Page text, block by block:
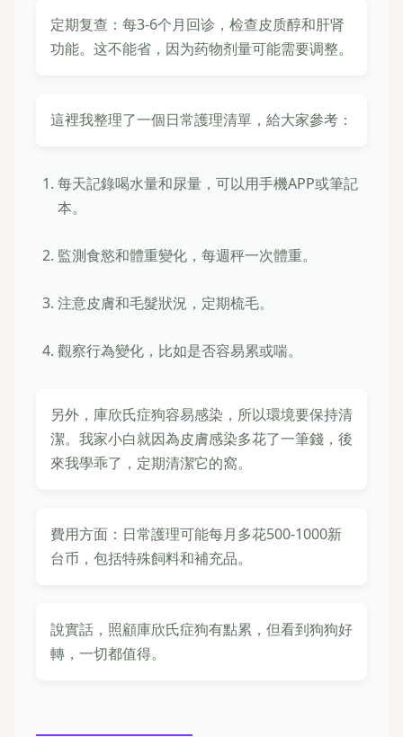
定期复查：每3-6个月回诊，检查皮质醇和肝肾
功能。这不能省，因为药物剂量可能需要调整。
這裡我整理了一個日常護理清單，給大家參考：
每天記錄喝水量和尿量，可以用手機APP或筆記
本。
監測食慾和體重變化，每週秤一次體重。
注意皮膚和毛髮狀況，定期梳毛。
觀察行為變化，比如是否容易累或喘。
另外，庫欣氏症狗容易感染，所以環境要保持清
潔。我家小白就因為皮膚感染多花了一筆錢，後
來我學乖了，定期清潔它的窩。
費用方面：日常護理可能每月多花500-1000新
台币，包括特殊飼料和補充品。
說實話，照顧庫欣氏症狗有點累，但看到狗狗好
轉，一切都值得。